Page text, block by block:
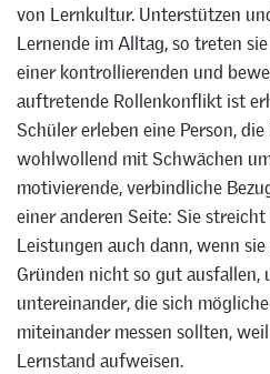
von Lernkultur. Unterstützen
Lernende im Alltag, so treten
einer kontrollierenden und
auftretende Rollenkonflikt ist
Schüler erleben eine Person,
wohlwollend mit Schwächen
motivierende, verbindliche
einer anderen Seite: Sie
Leistungen auch dann, wenn
Gründen nicht so gut ausfallen,
untereinander, die sich
miteinander messen sollten,
Lernstand aufweisen.